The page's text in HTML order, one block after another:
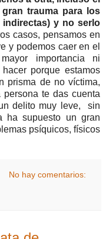
trauma para los
y no serlo
casos, pensamos en
y podemos caer en el
importancia ni
porque estamos
prisma de no víctima,
te das cuenta
delito muy leve, sin
ha supuesto un gran
psíquicos, físicos
No hay comentarios: